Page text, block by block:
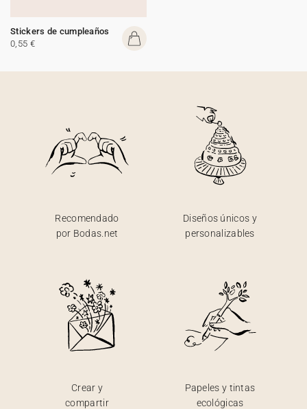
Stickers de cumpleaños
0,55 €
Recomendado
por Bodas.net
Diseños únicos y
personalizables
Crear y
compartir
Papeles y tintas
ecológicas